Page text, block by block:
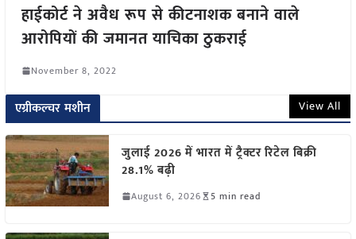
हाईकोर्ट ने अवैध रूप से कीटनाशक बनाने वाले
आरोपियों की जमानत याचिका ठुकराई
November 8, 2022
एग्रीकल्चर मशीन View All
जुलाई 2026 में भारत में ट्रैक्टर रिटेल बिक्री
28.1% बढ़ी
August 6, 2026 5 min read